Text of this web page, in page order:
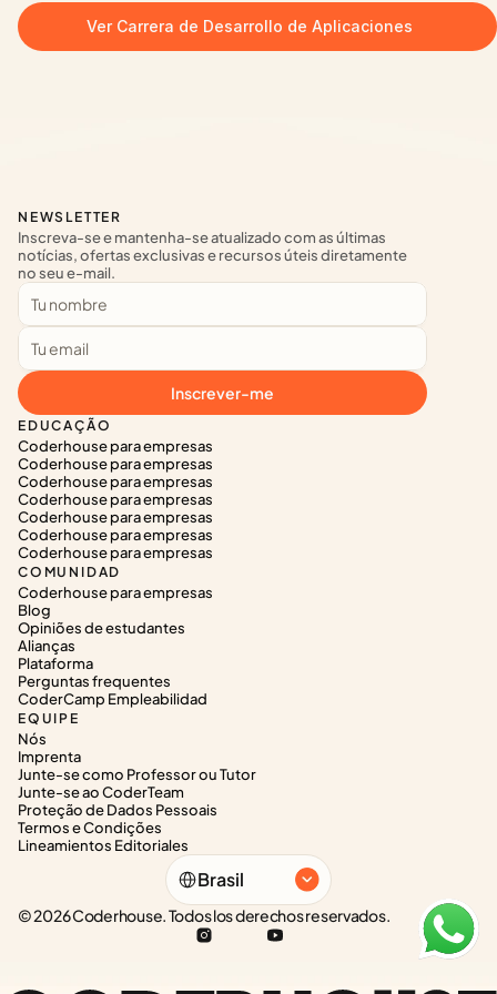
Ver Carrera de Desarrollo de Aplicaciones
EDUCAÇÃO
Coderhouse para empresas
Coderhouse para empresas
Coderhouse para empresas
Coderhouse para empresas
Coderhouse para empresas
Coderhouse para empresas
Coderhouse para empresas
COMUNIDAD
Coderhouse para empresas
Blog
Opiniões de estudantes
Alianças
Plataforma
Perguntas frequentes
CoderCamp Empleabilidad
EQUIPE
Nós
Imprenta
Junte-se como Professor ou Tutor
Junte-se ao CoderTeam
Proteção de Dados Pessoais
Termos e Condições
Lineamientos Editoriales
NEWSLETTER
Inscreva-se e mantenha-se atualizado com as últimas
notícias, ofertas exclusivas e recursos úteis diretamente
no seu e-mail.
Inscrever-me
Select Language
Brasil
© 2026 Coderhouse. Todos los derechos reservados.